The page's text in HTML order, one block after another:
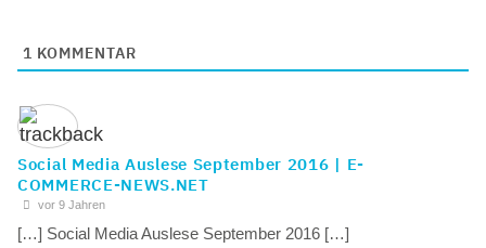
1 KOMMENTAR
Social Media Auslese September 2016 | E-
COMMERCE-NEWS.NET
vor 9 Jahren
[…] Social Media Auslese September 2016 […]